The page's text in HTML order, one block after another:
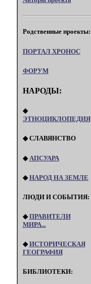
Родственные проекты:
ПОРТАЛ XPOHOC
ФОРУМ
НАРОДЫ:
◆
ЭТНОЦИКЛОПЕДИЯ
◆ СЛАВЯНСТВО
◆ АПСУАРА
◆НАРОД НА ЗЕМЛЕ
ЛЮДИ И СОБЫТИЯ:
◆ПРАВИТЕЛИ
МИРА...
◆ИСТОРИЧЕСКАЯ
ГЕОГРАФИЯ
БИБЛИОТЕКИ: